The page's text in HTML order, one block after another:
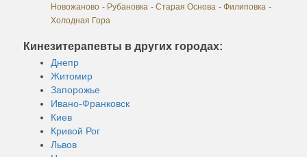
Новожаново - Рубановка - Старая Основа - Филиповка -
Холодная Гора
Кинезитерапевты в других городах:
Днепр
Житомир
Запорожье
Ивано-Франковск
Киев
Кривой Рог
Львов